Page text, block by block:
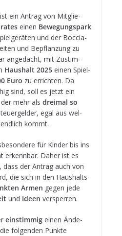
ein Antrag von Mit­glie­
einen Bewe­gungs­park
und der Boc­cia-
und Bepflan­zung zu
ange­dacht, mit Zustim­
Haus­halt 2025 einen Spiel­
Euro zu errich­ten. Da
sind, soll es jetzt ein
mehr als drei­mal so
egal aus wel­
kommt.
für Kin­der bis ins
erkenn­bar. Daher ist es
der Antrag auch von
die sich in den Haus­halts­
Armen gegen jede
und Ideen versperren.
ein­stim­mig einen Ände­
fol­gen­den Punkte